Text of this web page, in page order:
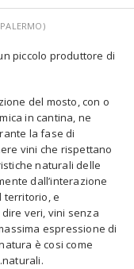
piccolo produttore di
del mosto, con o
in cantina, ne
la fase di
vini che rispettano
naturali delle
dall’interazione
territorio, e
veri, vini senza
espressione di
è cosi come